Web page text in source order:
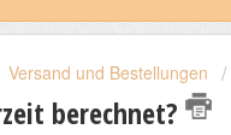
Versand und Bestellungen
berechnet?